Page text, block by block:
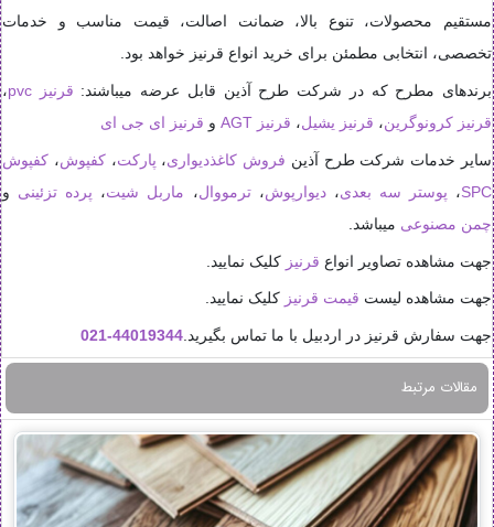
مستقیم محصولات، تنوع بالا، ضمانت اصالت، قیمت مناسب و خدمات
تخصصی، انتخابی مطمئن برای خرید انواع قرنیز خواهد بود.
برندهای مطرح که در شرکت طرح آذین قابل عرضه میباشند: قرنیز pvc
،
قرنیز کرونوگرین، قرنیز یشیل، قرنیز AGT و قرنیز ای جی ای
سایر خدمات شرکت طرح آذین فروش کاغذدیواری، پارکت،کفپوش، کفپوش
SPC، پوستر سه بعدی،دیوارپوش،ترمووال، ماربل شیت، پرده تزئینی و
چمن مصنوعی میباشد.
جهت مشاهده تصاویر انواع قرنیز کلیک نمایید.
جهت مشاهده لیست قیمت قرنیز کلیک نمایید.
جهت سفارش قرنیز در اردبیل با ما تماس بگیرید.44019344-021
مقالات مرتبط